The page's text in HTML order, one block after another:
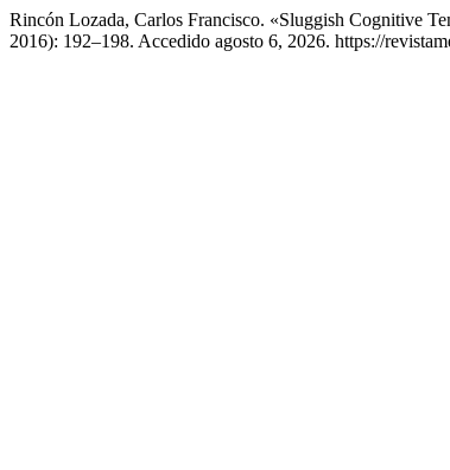
Rincón Lozada, Carlos Francisco. «Sluggish Cognitive
2016): 192–198. Accedido agosto 6, 2026. https://